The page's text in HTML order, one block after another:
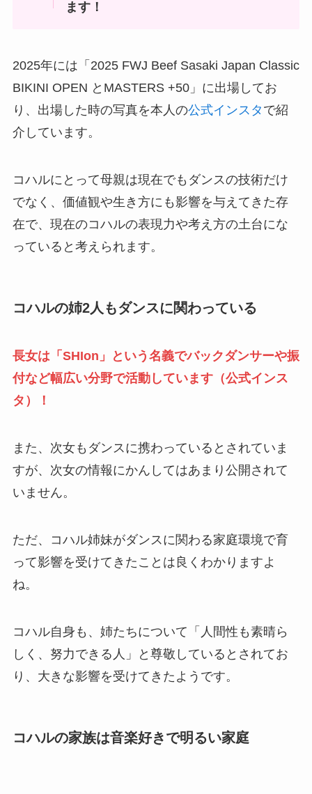
ます！
2025年には「2025 FWJ Beef Sasaki Japan Classic
BIKINI OPEN とMASTERS +50」に出場してお
り、出場した時の写真を本人の公式インスタ で紹
介しています。
コハルにとって母親は現在でもダンスの技術だけ
でなく、価値観や生き方にも影響を与えてきた存
在で、現在のコハルの表現力や考え方の土台にな
っていると考えられます。
コハルの姉2人もダンスに関わっている
長女は「SHIon」という名義でバックダンサーや振
付など幅広い分野で活動しています（公式インス
タ ）！
また、次女もダンスに携わっているとされていま
すが、次女の情報にかんしてはあまり公開されて
いません。
ただ、コハル姉妹がダンスに関わる家庭環境で育
って影響を受けてきたことは良くわかりますよ
ね。
コハル自身も、姉たちについて「人間性も素晴ら
しく、努力できる人」と尊敬しているとされてお
り、大きな影響を受けてきたようです。
コハルの家族は音楽好きで明るい家庭